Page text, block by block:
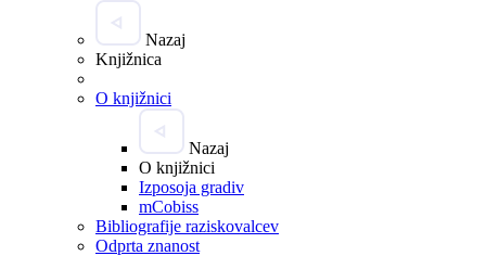
Nazaj
Knjižnica
O knjižnici
Nazaj
O knjižnici
Izposoja gradiv
mCobiss
Bibliografije raziskovalcev
Odprta znanost